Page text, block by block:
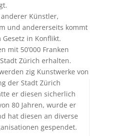
Künstler,
und andererseits kommt
in Konflikt.
mit 50’000 Franken
Zürich erhalten.
zig Kunstwerke von
der Stadt Zürich
er diesen sicherlich
80 Jahren, wurde er
hat diesen an diverse
gespendet.